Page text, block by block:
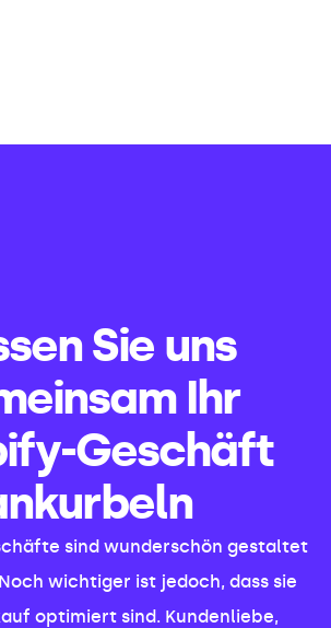
Sie uns
Ihr
Geschäft
sind wunderschön gestaltet
wichtiger ist jedoch, dass sie
optimiert sind. Kundenliebe,